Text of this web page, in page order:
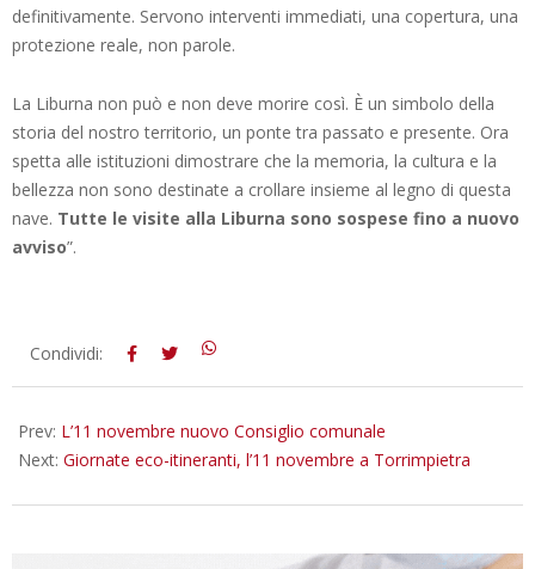
definitivamente. Servono interventi immediati, una copertura, una
protezione reale, non parole.
La Liburna non può e non deve morire così. È un simbolo della
storia del nostro territorio, un ponte tra passato e presente. Ora
spetta alle istituzioni dimostrare che la memoria, la cultura e la
bellezza non sono destinate a crollare insieme al legno di questa
nave. Tutte le visite alla Liburna sono sospese fino a nuovo
avviso”.
2025-
Condividi:
Prev: L’11 novembre nuovo Consiglio comunale
Next: Giornate eco-itineranti, l’11 novembre a Torrimpietra